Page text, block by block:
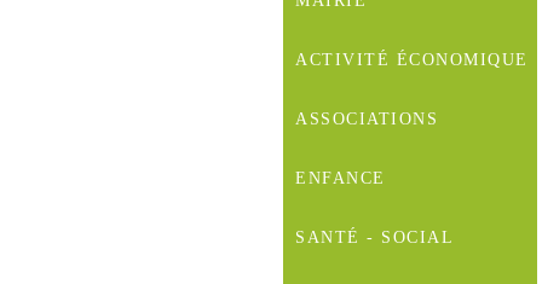
ACTIVITÉ ÉCONOMIQUE
ASSOCIATIONS
ENFANCE
SANTÉ - SOCIAL